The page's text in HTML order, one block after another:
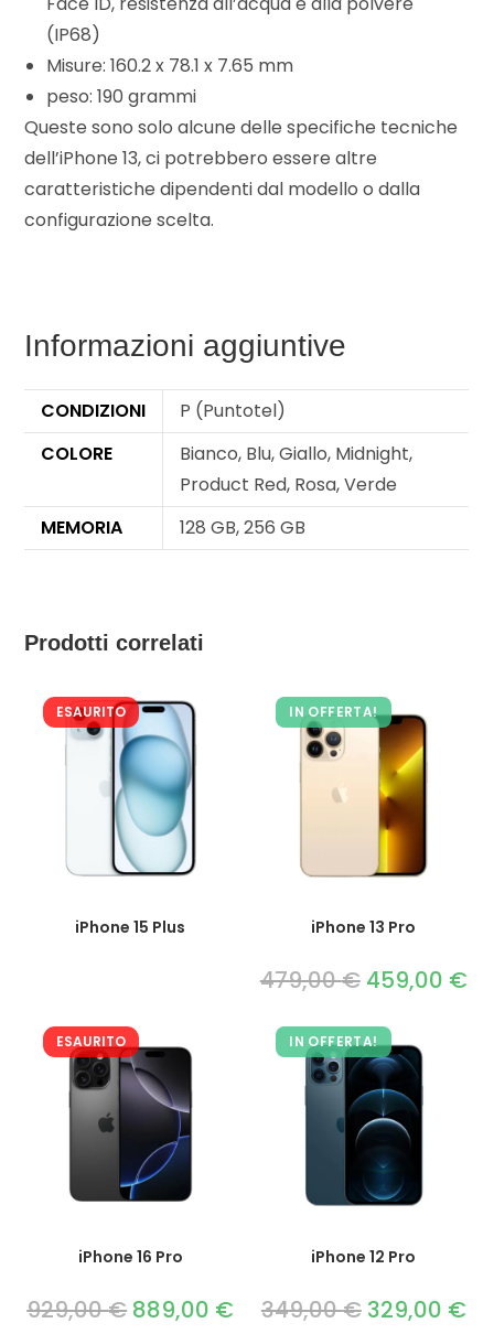
(IP68)
Misure: 160.2 x 78.1 x 7.65 mm
peso: 190 grammi
Queste sono solo alcune delle specifiche tecniche
dell’iPhone 13, ci potrebbero essere altre
caratteristiche dipendenti dal modello o dalla
configurazione scelta.
Informazioni aggiuntive
CONDIZIONI
P (Puntotel)
COLORE
Bianco, Blu, Giallo, Midnight,
Product Red, Rosa, Verde
MEMORIA
128 GB, 256 GB
Prodotti correlati
ESAURITO
iPhone 15 Plus
IN OFFERTA!
iPhone 13 Pro
479,00€ Il
prezzo
era:
479,00 €.
459,00 €Il
ESAURITO
iPhone 16 Pro
929,00€ Il
prezzo
889,00 €Il
prezzo
IN OFFERTA!
iPhone 12 Pro
349,00€ Il
prezzo
329,00 €Il